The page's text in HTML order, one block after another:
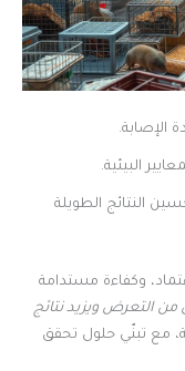
الإصابة.
البيئية.
النتائج الطويلة
وكفاءة مستدامة
من التعرض ويزيد نتائج
مع تبنّي حلول تحقق